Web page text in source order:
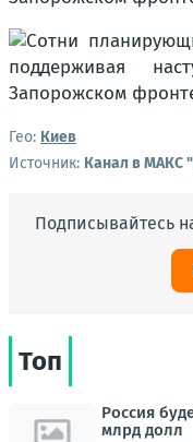
Гео: Киев
Источник: Канал в МАКС
Подписывайтесь
Топ
Россия
млрд долл